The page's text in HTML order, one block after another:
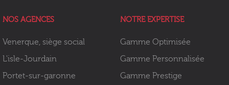
NOS AGENCES
Venerque, siège social
L'isle-Jourdain
Portet-sur-garonne
NOTRE EXPERTISE
Gamme Optimisée
Gamme Personnalisée
Gamme Prestige